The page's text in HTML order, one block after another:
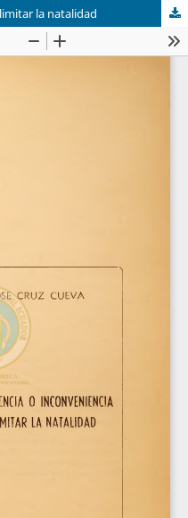
la natalidad